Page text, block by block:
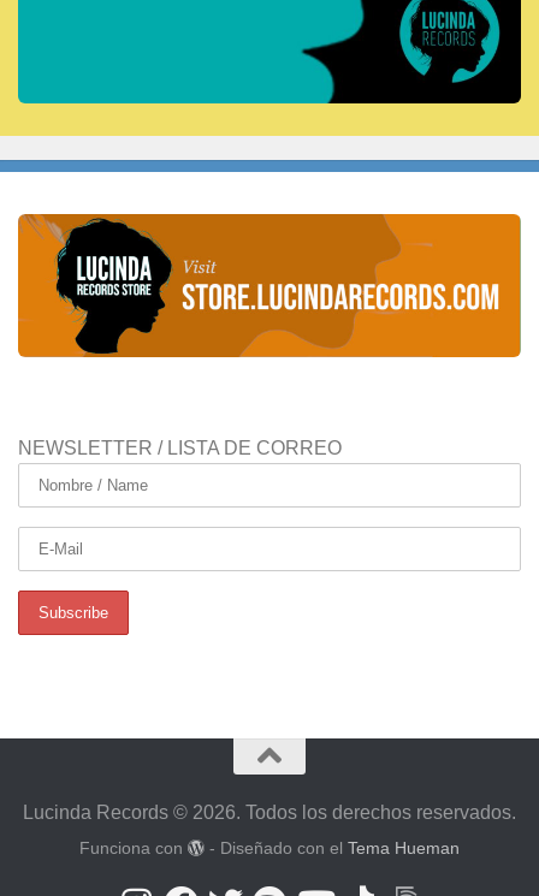
NEWSLETTER / LISTA DE CORREO
Lucinda Records © 2026. Todos los derechos reservados.
Funciona con - Diseñado con el Tema Hueman